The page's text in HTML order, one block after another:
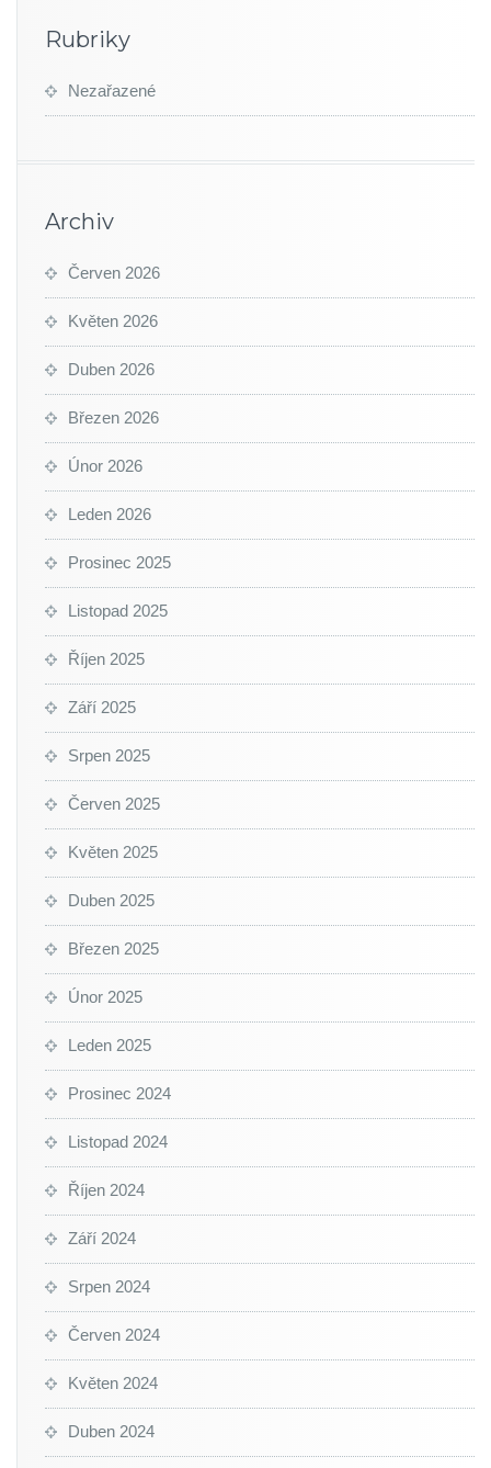
Rubriky
Nezařazené
Archiv
Červen 2026
Květen 2026
Duben 2026
Březen 2026
Únor 2026
Leden 2026
Prosinec 2025
Listopad 2025
Říjen 2025
Září 2025
Srpen 2025
Červen 2025
Květen 2025
Duben 2025
Březen 2025
Únor 2025
Leden 2025
Prosinec 2024
Listopad 2024
Říjen 2024
Září 2024
Srpen 2024
Červen 2024
Květen 2024
Duben 2024